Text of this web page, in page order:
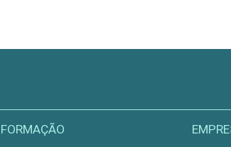
FORMAÇÃO